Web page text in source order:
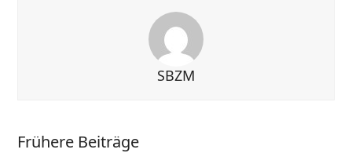
SBZM
Frühere Beiträge